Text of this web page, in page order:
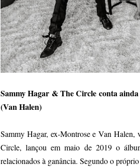
Sammy Hagar & The Circle conta
(Van Halen)
Sammy Hagar, ex-Montrose e Van
Circle, lançou em maio de 2019 o
relacionados à ganância. Segundo o